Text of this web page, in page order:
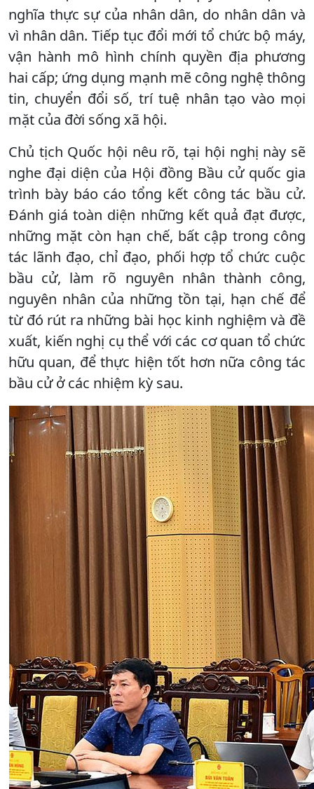
nghĩa thực sự của nhân dân, do nhân dân và
vì nhân dân. Tiếp tục đổi mới tổ chức bộ máy,
vận hành mô hình chính quyền địa phương
hai cấp; ứng dụng mạnh mẽ công nghệ thông
tin, chuyển đổi số, trí tuệ nhân tạo vào mọi
mặt của đời sống xã hội.
Chủ tịch Quốc hội nêu rõ, tại hội nghị này sẽ
nghe đại diện của Hội đồng Bầu cử quốc gia
trình bày báo cáo tổng kết công tác bầu cử.
Đánh giá toàn diện những kết quả đạt được,
những mặt còn hạn chế, bất cập trong công
tác lãnh đạo, chỉ đạo, phối hợp tổ chức cuộc
bầu cử, làm rõ nguyên nhân thành công,
nguyên nhân của những tồn tại, hạn chế để
từ đó rút ra những bài học kinh nghiệm và đề
xuất, kiến nghị cụ thể với các cơ quan tổ chức
hữu quan, để thực hiện tốt hơn nữa công tác
bầu cử ở các nhiệm kỳ sau.